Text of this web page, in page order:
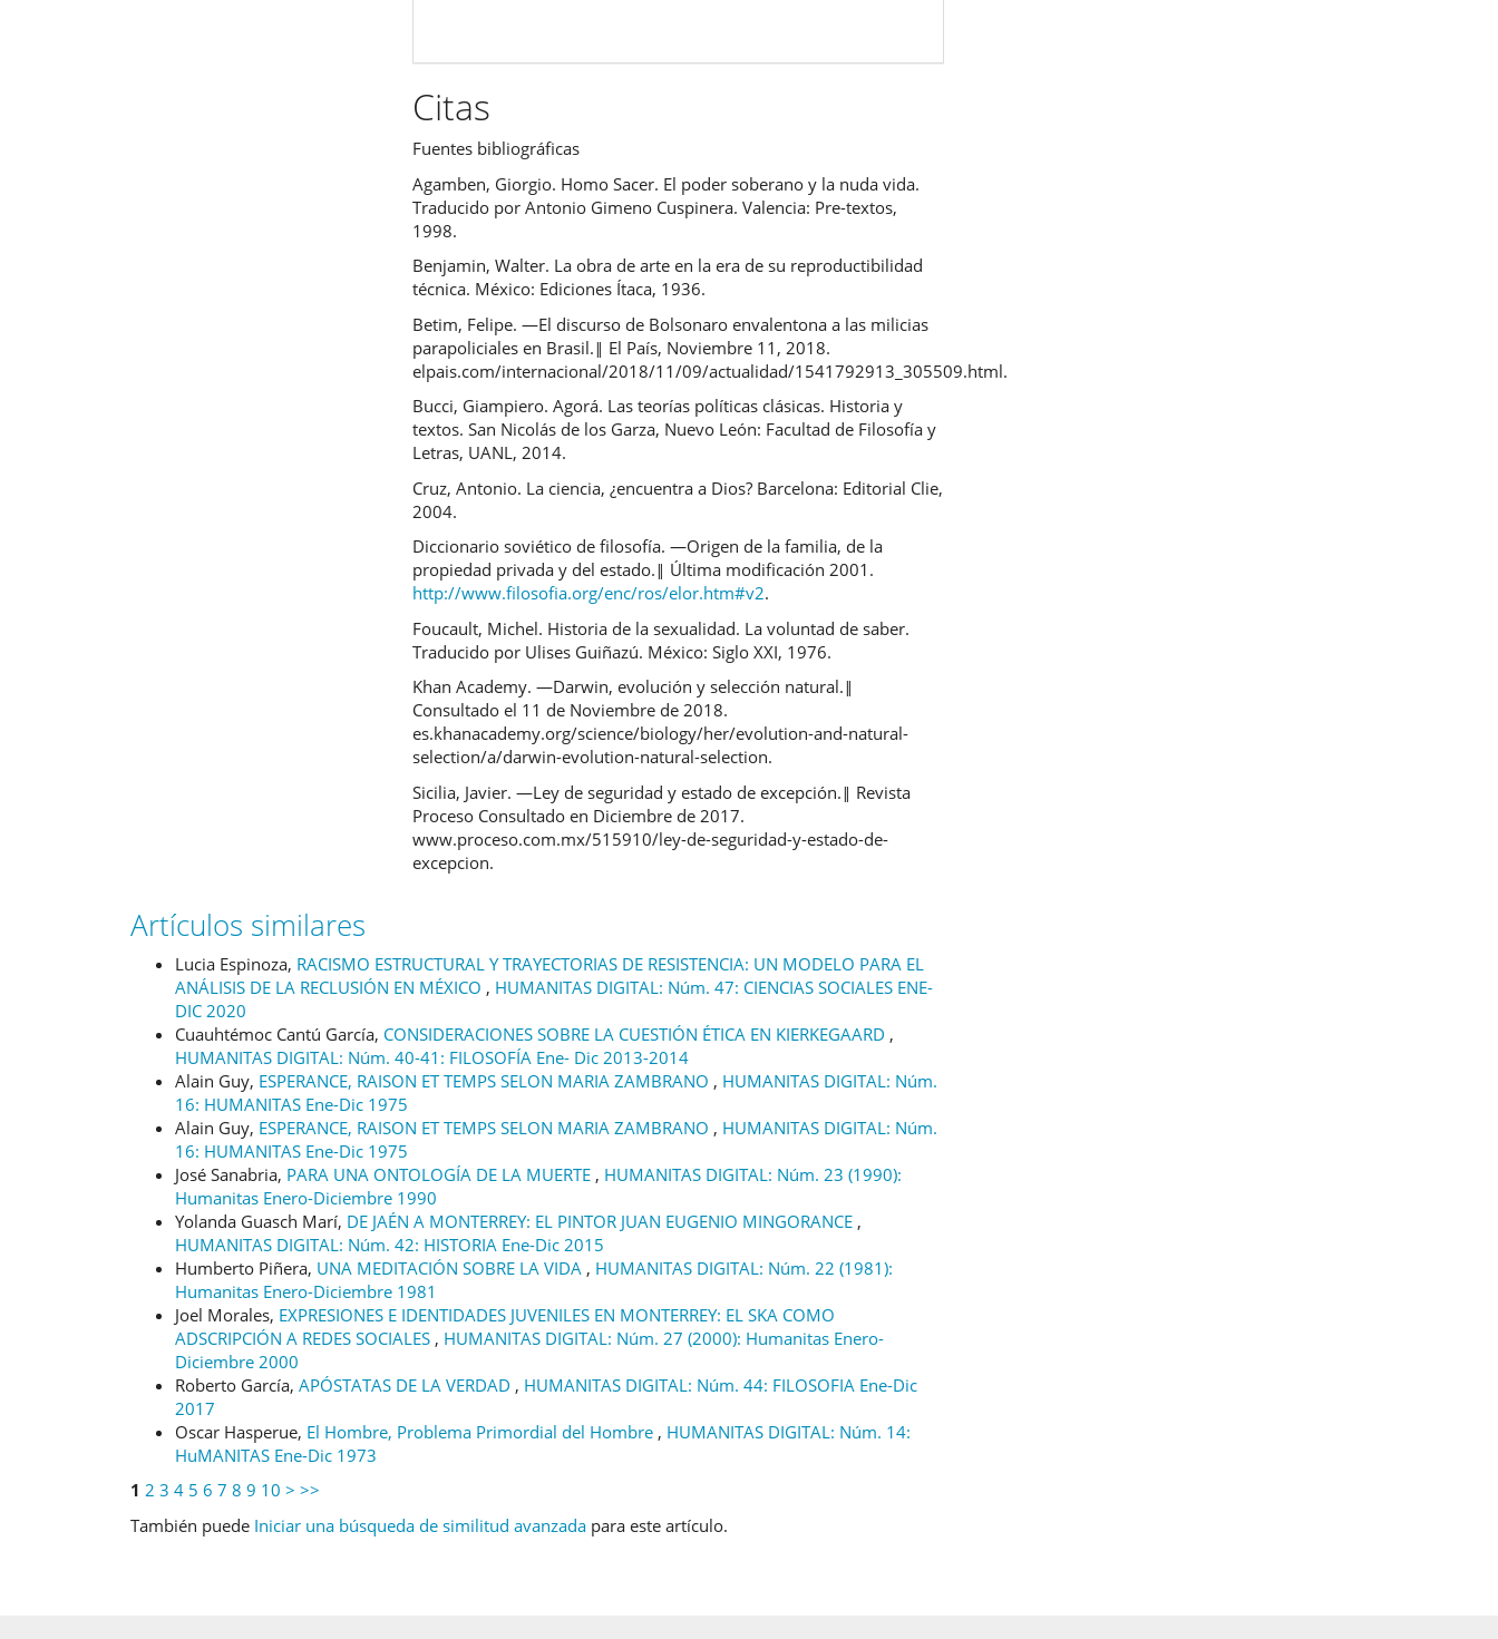
Citas
Fuentes bibliográficas
Agamben, Giorgio. Homo Sacer. El poder soberano y la nuda vida.
Traducido por Antonio Gimeno Cuspinera. Valencia: Pre-textos,
1998.
Benjamin, Walter. La obra de arte en la era de su reproductibilidad
técnica. México: Ediciones Ítaca, 1936.
Betim, Felipe. ―El discurso de Bolsonaro envalentona a las milicias
parapoliciales en Brasil.‖ El País, Noviembre 11, 2018.
elpais.com/internacional/2018/11/09/actualidad/1541792913_305509.html.
Bucci, Giampiero. Agorá. Las teorías políticas clásicas. Historia y
textos. San Nicolás de los Garza, Nuevo León: Facultad de Filosofía y
Letras, UANL, 2014.
Cruz, Antonio. La ciencia, ¿encuentra a Dios? Barcelona: Editorial Clie,
2004.
Diccionario soviético de filosofía. ―Origen de la familia, de la
propiedad privada y del estado.‖ Última modificación 2001.
http://www.filosofia.org/enc/ros/elor.htm#v2.
Foucault, Michel. Historia de la sexualidad. La voluntad de saber.
Traducido por Ulises Guiñazú. México: Siglo XXI, 1976.
Khan Academy. ―Darwin, evolución y selección natural.‖
Consultado el 11 de Noviembre de 2018.
es.khanacademy.org/science/biology/her/evolution-and-natural-
selection/a/darwin-evolution-natural-selection.
Sicilia, Javier. ―Ley de seguridad y estado de excepción.‖ Revista
Proceso Consultado en Diciembre de 2017.
www.proceso.com.mx/515910/ley-de-seguridad-y-estado-de-
excepcion.
Artículos similares
Lucia Espinoza, RACISMO ESTRUCTURAL Y TRAYECTORIAS DE RESISTENCIA: UN MODELO PARA EL
ANÁLISIS DE LA RECLUSIÓN EN MÉXICO , HUMANITAS DIGITAL: Núm. 47: CIENCIAS SOCIALES ENE-
DIC 2020
Cuauhtémoc Cantú García, CONSIDERACIONES SOBRE LA CUESTIÓN ÉTICA EN KIERKEGAARD ,
HUMANITAS DIGITAL: Núm. 40-41: FILOSOFÍA Ene- Dic 2013-2014
Alain Guy, ESPERANCE, RAISON ET TEMPS SELON MARIA ZAMBRANO , HUMANITAS DIGITAL: Núm.
16: HUMANITAS Ene-Dic 1975
Alain Guy, ESPERANCE, RAISON ET TEMPS SELON MARIA ZAMBRANO , HUMANITAS DIGITAL: Núm.
16: HUMANITAS Ene-Dic 1975
José Sanabria, PARA UNA ONTOLOGÍA DE LA MUERTE , HUMANITAS DIGITAL: Núm. 23 (1990):
Humanitas Enero-Diciembre 1990
Yolanda Guasch Marí, DE JAÉN A MONTERREY: EL PINTOR JUAN EUGENIO MINGORANCE ,
HUMANITAS DIGITAL: Núm. 42: HISTORIA Ene-Dic 2015
Humberto Piñera, UNA MEDITACIÓN SOBRE LA VIDA , HUMANITAS DIGITAL: Núm. 22 (1981):
Humanitas Enero-Diciembre 1981
Joel Morales, EXPRESIONES E IDENTIDADES JUVENILES EN MONTERREY: EL SKA COMO
ADSCRIPCIÓN A REDES SOCIALES , HUMANITAS DIGITAL: Núm. 27 (2000): Humanitas Enero-
Diciembre 2000
Roberto García, APÓSTATAS DE LA VERDAD , HUMANITAS DIGITAL: Núm. 44: FILOSOFIA Ene-Dic
2017
Oscar Hasperue, El Hombre, Problema Primordial del Hombre , HUMANITAS DIGITAL: Núm. 14:
HuMANITAS Ene-Dic 1973
1 2 3 4 5 6 7 8 9 10 > >>
También puede Iniciar una búsqueda de similitud avanzada para este artículo.